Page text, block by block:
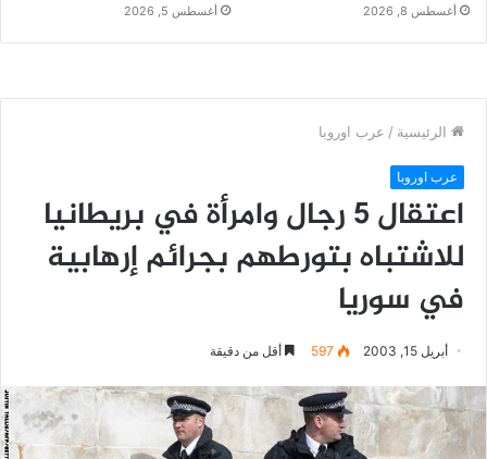
أغسطس 8, 2026 أغسطس 5, 2026